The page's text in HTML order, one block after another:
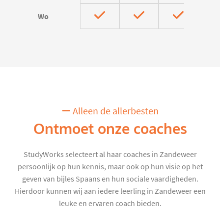
Wo
Alleen de allerbesten
Ontmoet onze coaches
StudyWorks selecteert al haar coaches in Zandeweer
persoonlijk op hun kennis, maar ook op hun visie op het
geven van bijles Spaans en hun sociale vaardigheden.
Hierdoor kunnen wij aan iedere leerling in Zandeweer een
leuke en ervaren coach bieden.